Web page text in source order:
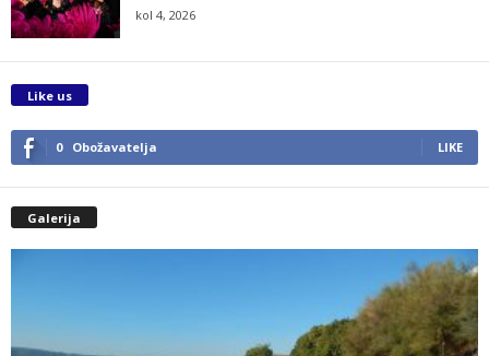
kol 4, 2026
Like us
0 Obožavatelja LIKE
Galerija